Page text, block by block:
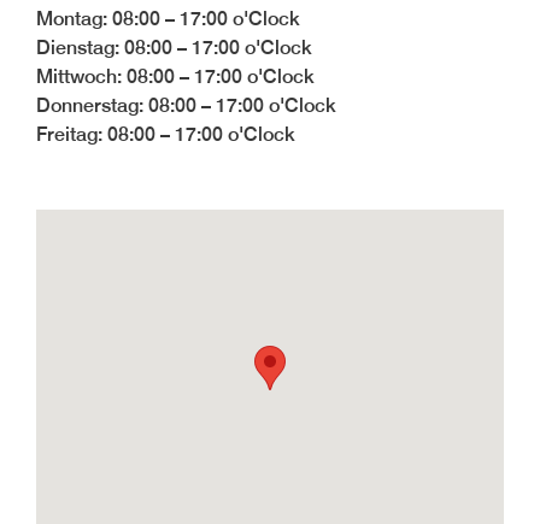
Montag: 08:00 – 17:00 o'Clock
Dienstag: 08:00 – 17:00 o'Clock
Mittwoch: 08:00 – 17:00 o'Clock
Donnerstag: 08:00 – 17:00 o'Clock
Freitag: 08:00 – 17:00 o'Clock